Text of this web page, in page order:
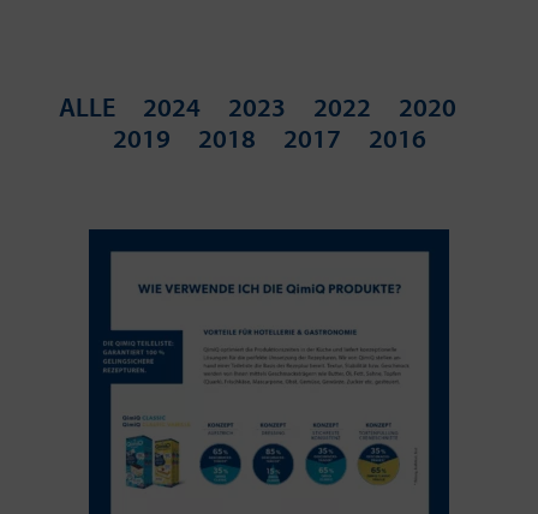
ALLE 2024 2023 2022
2020
2019
2018 2017 2016